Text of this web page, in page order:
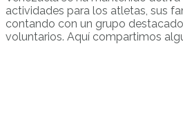
actividades para los atletas, sus
contando con un grupo
voluntarios. Aquí compartimos